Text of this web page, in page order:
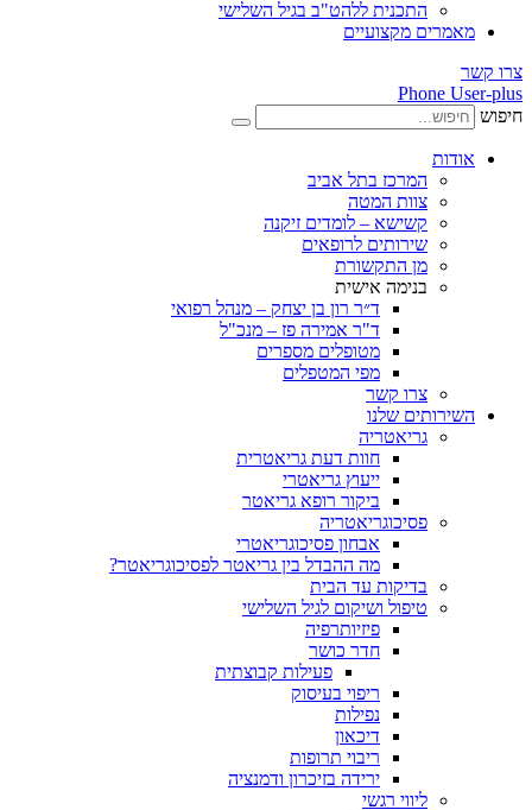
התכנית ללהט"ב בגיל השלישי
מקצועיים
Phone
המרכז בתל אביב
צוות המטה
קשישא – לומדים זיקנה
שירותים לרופאים
מן התקשורת
בנימה אישית
ד״ר רון בן יצחק – מנהל רפואי
ד"ר אמירה פז – מנכ"ל
מטופלים מספרים
מפי המטפלים
שלנו
גריאטריה
חוות דעת גריאטרית
ייעוץ גריאטרי
ביקור רופא גריאטר
פסיכוגריאטריה
אבחון פסיכוגריאטרי
מה ההבדל בין גריאטר לפסיכוגריאטר?
בדיקות עד הבית
טיפול ושיקום לגיל השלישי
פיזיותרפיה
חדר כושר
פעילות קבוצתית
ריפוי בעיסוק
ריבוי תרופות
ירידה בזיכרון ודמנציה